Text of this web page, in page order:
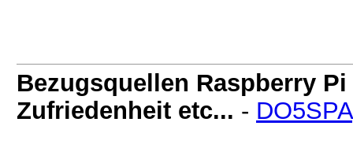
Bezugsquellen Raspberry
Zufriedenheit etc... - DO5SPA